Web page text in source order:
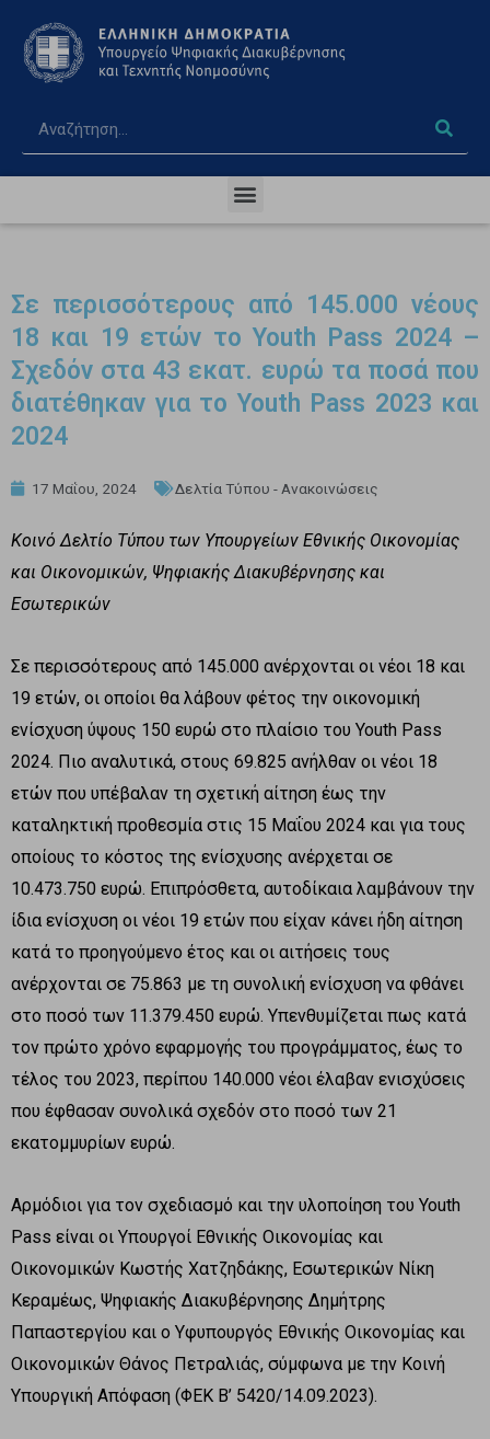
Σε περισσότερους από 145.000 νέους
18 και 19 ετών το Youth Pass 2024 –
Σχεδόν στα 43 εκατ. ευρώ τα ποσά που
διατέθηκαν για το Youth Pass 2023 και
2024
17 Μαΐου, 2024 Δελτία Τύπου - Ανακοινώσεις
Κοινό Δελτίο Τύπου των Υπουργείων Εθνικής Οικονομίας
και Οικονομικών, Ψηφιακής Διακυβέρνησης και
Εσωτερικών
Σε περισσότερους από 145.000 ανέρχονται οι νέοι 18 και
19 ετών, οι οποίοι θα λάβουν φέτος την οικονομική
ενίσχυση ύψους 150 ευρώ στο πλαίσιο του Youth Pass
2024. Πιο αναλυτικά, στους 69.825 ανήλθαν οι νέοι 18
ετών που υπέβαλαν τη σχετική αίτηση έως την
καταληκτική προθεσμία στις 15 Μαΐου 2024 και για τους
οποίους το κόστος της ενίσχυσης ανέρχεται σε
10.473.750 ευρώ. Επιπρόσθετα, αυτοδίκαια λαμβάνουν την
ίδια ενίσχυση οι νέοι 19 ετών που είχαν κάνει ήδη αίτηση
κατά το προηγούμενο έτος και οι αιτήσεις τους
ανέρχονται σε 75.863 με τη συνολική ενίσχυση να φθάνει
στο ποσό των 11.379.450 ευρώ. Υπενθυμίζεται πως κατά
τον πρώτο χρόνο εφαρμογής του προγράμματος, έως το
τέλος του 2023, περίπου 140.000 νέοι έλαβαν ενισχύσεις
που έφθασαν συνολικά σχεδόν στο ποσό των 21
εκατομμυρίων ευρώ.
Αρμόδιοι για τον σχεδιασμό και την υλοποίηση του Youth
Pass είναι οι Υπουργοί Εθνικής Οικονομίας και
Οικονομικών Κωστής Χατζηδάκης, Εσωτερικών Νίκη
Κεραμέως, Ψηφιακής Διακυβέρνησης Δημήτρης
Παπαστεργίου και ο Υφυπουργός Εθνικής Οικονομίας και
Οικονομικών Θάνος Πετραλιάς, σύμφωνα με την Κοινή
Υπουργική Απόφαση (ΦΕΚ Β’ 5420/14.09.2023).